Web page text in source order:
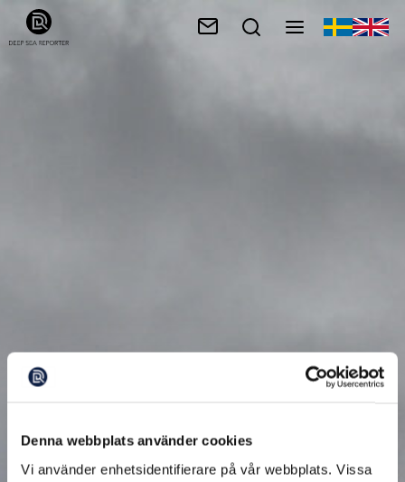
Denna webbplats använder cookies
Vi använder enhetsidentifierare på vår webbplats. Vissa